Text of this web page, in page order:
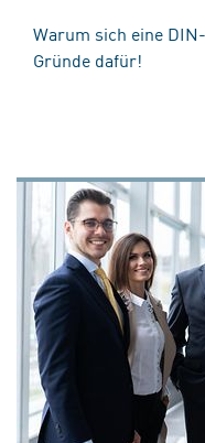
Warum sich eine
Gründe dafür!